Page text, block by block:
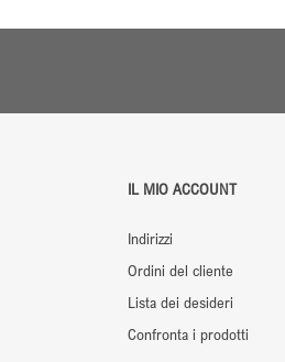
IL MIO ACCOUNT
Indirizzi
Ordini del cliente
Lista dei desideri
Confronta i prodotti